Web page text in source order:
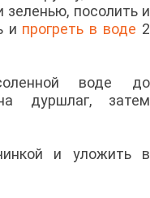
посолить и
и прогреть в воде 2
воде до
дуршлаг, затем
и уложить в